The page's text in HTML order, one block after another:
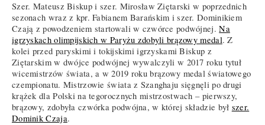
Szer. Mateusz Biskup i szer. Mirosław Ziętarski w poprzednich
sezonach wraz z kpr. Fabianem Barańskim i szer. Dominikiem
Czają z powodzeniem startowali w czwórce podwójnej.Na
igrzyskach olimpijskich w Paryżu zdobyli brązowy medal. Z
kolei przed paryskimi i tokijskimi igrzyskami Biskup z
Ziętarskim w dwójce podwójnej wywalczyli w 2017 roku tytuł
wicemistrzów świata, a w 2019 roku brązowy medal światowego
czempionatu. Mistrzowie świata z Szanghaju sięgnęli po drugi
krążek dla Polski na tegorocznych mistrzostwach – pierwszy,
brązowy, zdobyła czwórka podwójna, w której składzie był szer.
Dominik Czaja.